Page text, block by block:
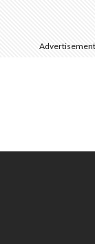
Advertisement